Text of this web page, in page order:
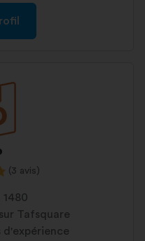
(3 avis)
1480
Tafsquare
d'expérience